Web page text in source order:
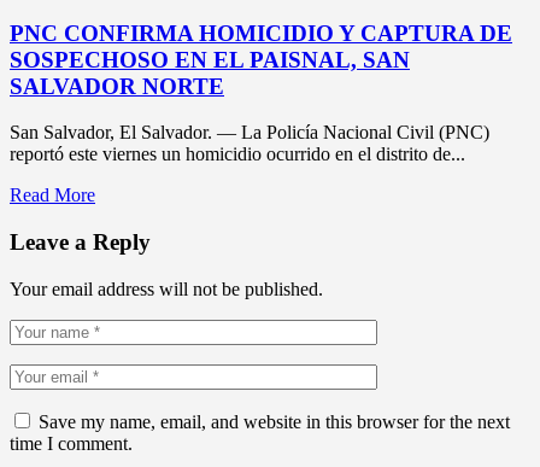
PNC CONFIRMA HOMICIDIO Y CAPTURA DE
SOSPECHOSO EN EL PAISNAL, SAN
SALVADOR NORTE
San Salvador, El Salvador. — La Policía Nacional Civil (PNC)
reportó este viernes un homicidio ocurrido en el distrito de...
Read More
Leave a Reply
Your email address will not be published.
Save my name, email, and website in this browser for the next
time I comment.